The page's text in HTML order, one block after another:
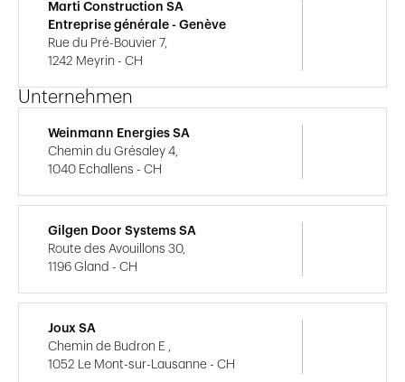
Marti Construction SA
Entreprise générale - Genève
Rue du Pré-Bouvier 7,
1242 Meyrin - CH
Unternehmen
Weinmann Energies SA
Chemin du Grésaley 4,
1040 Echallens - CH
Gilgen Door Systems SA
Route des Avouillons 30,
1196 Gland - CH
Joux SA
Chemin de Budron E ,
1052 Le Mont-sur-Lausanne - CH